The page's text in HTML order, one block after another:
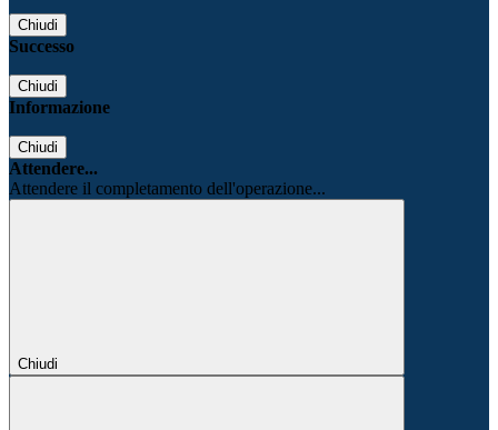
Chiudi
Successo
Chiudi
Informazione
Chiudi
Attendere...
Attendere il completamento dell'operazione...
Chiudi